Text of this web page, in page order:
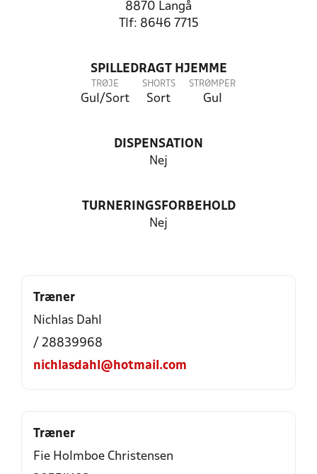
8870 Langå
Tlf: 8646 7715
SPILLEDRAGT HJEMME
TRØJE
Gul/Sort
SHORTS
Sort
STRØMPER
Gul
DISPENSATION
Nej
TURNERINGSFORBEHOLD
Nej
Træner
Nichlas Dahl
/ 28839968
nichlasdahl@hotmail.com
Træner
Fie Holmboe Christensen